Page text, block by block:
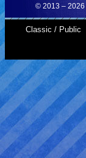
© 2013 – 2026
Classic / Public